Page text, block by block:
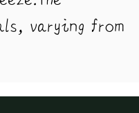
varying from